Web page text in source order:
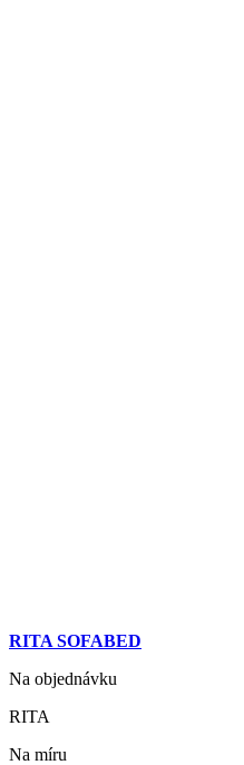
RITA SOFABED
Na objednávku
RITA
Na míru